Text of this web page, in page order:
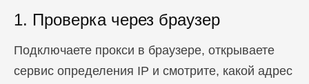
1. Проверка через браузер
Подключаете прокси в браузере, открываете
сервис определения IP и смотрите, какой адрес